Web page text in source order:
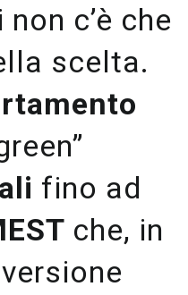
c’è che
scelta.
fino ad
che, in